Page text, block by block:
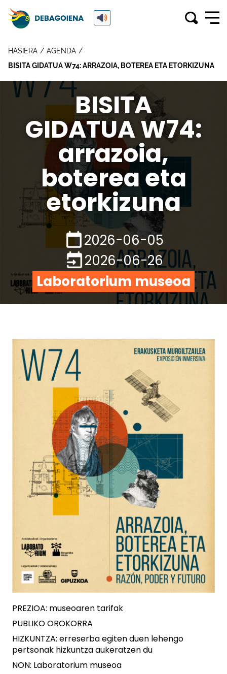
HASIERA
AGENDA
BISITA GIDATUA W74: ARRAZOIA, BOTEREA ETA ETORKIZUNA
BISITA
GIDATUA W74:
arrazoia,
boterea eta
etorkizuna
2026-06-05
2026-06-26
Laboratorium museoa
PREZIOA: museoaren tarifak
PUBLIKO OROKORRA
HIZKUNTZA: erreserba egiten duen lehengo
pertsonak hizkuntza aukeratzen du
NON: Laboratorium museoa